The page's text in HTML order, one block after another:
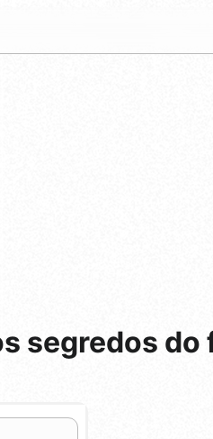
segredos